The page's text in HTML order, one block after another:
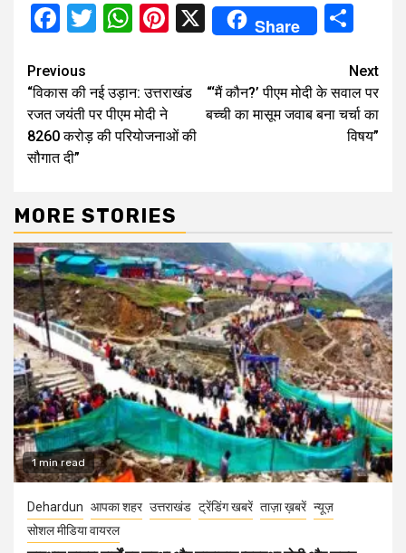
Facebook
Twitter
WhatsApp
Pinterest
X Share
Continue
Reading
Previous
“विकास की नई उड़ान: उत्तराखंड
रजत जयंती पर पीएम मोदी ने
₹8260 करोड़ की परियोजनाओं की
सौगात दी”
Next
“‘मैं कौन?’ पीएम मोदी के सवाल पर
बच्ची का मासूम जवाब बना चर्चा का
विषय”
MORE STORIES
1 min read
Dehardun आपका शहर उत्तराखंड ट्रेंडिंग खबरें ताज़ा ख़बरें न्यूज़
सोशल मीडिया वायरल